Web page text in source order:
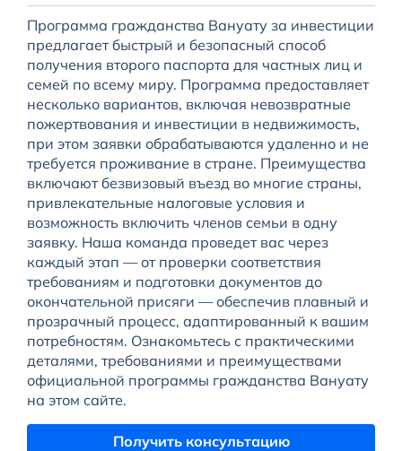
Программа гражданства Вануату за инвестиции
предлагает быстрый и безопасный способ
получения второго паспорта для частных лиц и
семей по всему миру. Программа предоставляет
несколько вариантов, включая невозвратные
пожертвования и инвестиции в недвижимость,
при этом заявки обрабатываются удаленно и не
требуется проживание в стране. Преимущества
включают безвизовый въезд во многие страны,
привлекательные налоговые условия и
возможность включить членов семьи в одну
заявку. Наша команда проведет вас через
каждый этап — от проверки соответствия
требованиям и подготовки документов до
окончательной присяги — обеспечив плавный и
прозрачный процесс, адаптированный к вашим
потребностям. Ознакомьтесь с практическими
деталями, требованиями и преимуществами
официальной программы гражданства Вануату
на этом сайте.
Получить консультацию